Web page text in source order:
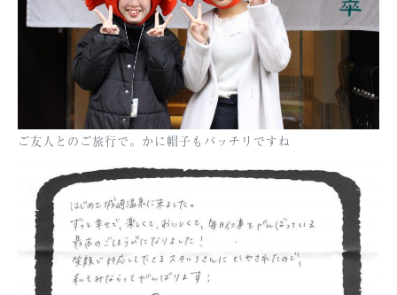
ご友人とのご旅行で。かに帽子もバッチリですね